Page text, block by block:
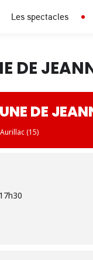
Les spectacles
DE
DE
(15)
17h30